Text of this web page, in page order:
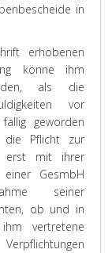
in
erhobenen
könne ihm
als die
vor
geworden
die Pflicht zur
erst mit ihrer
GesmbH
seiner
ob und in
vertretene